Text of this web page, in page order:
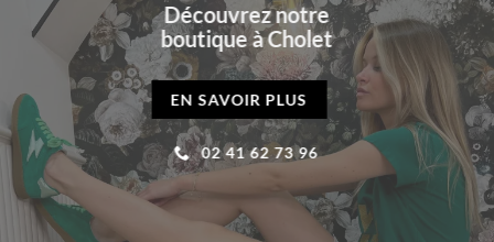
Découvrez notre
boutique à Cholet
EN SAVOIR PLUS
02 41 62 73 96